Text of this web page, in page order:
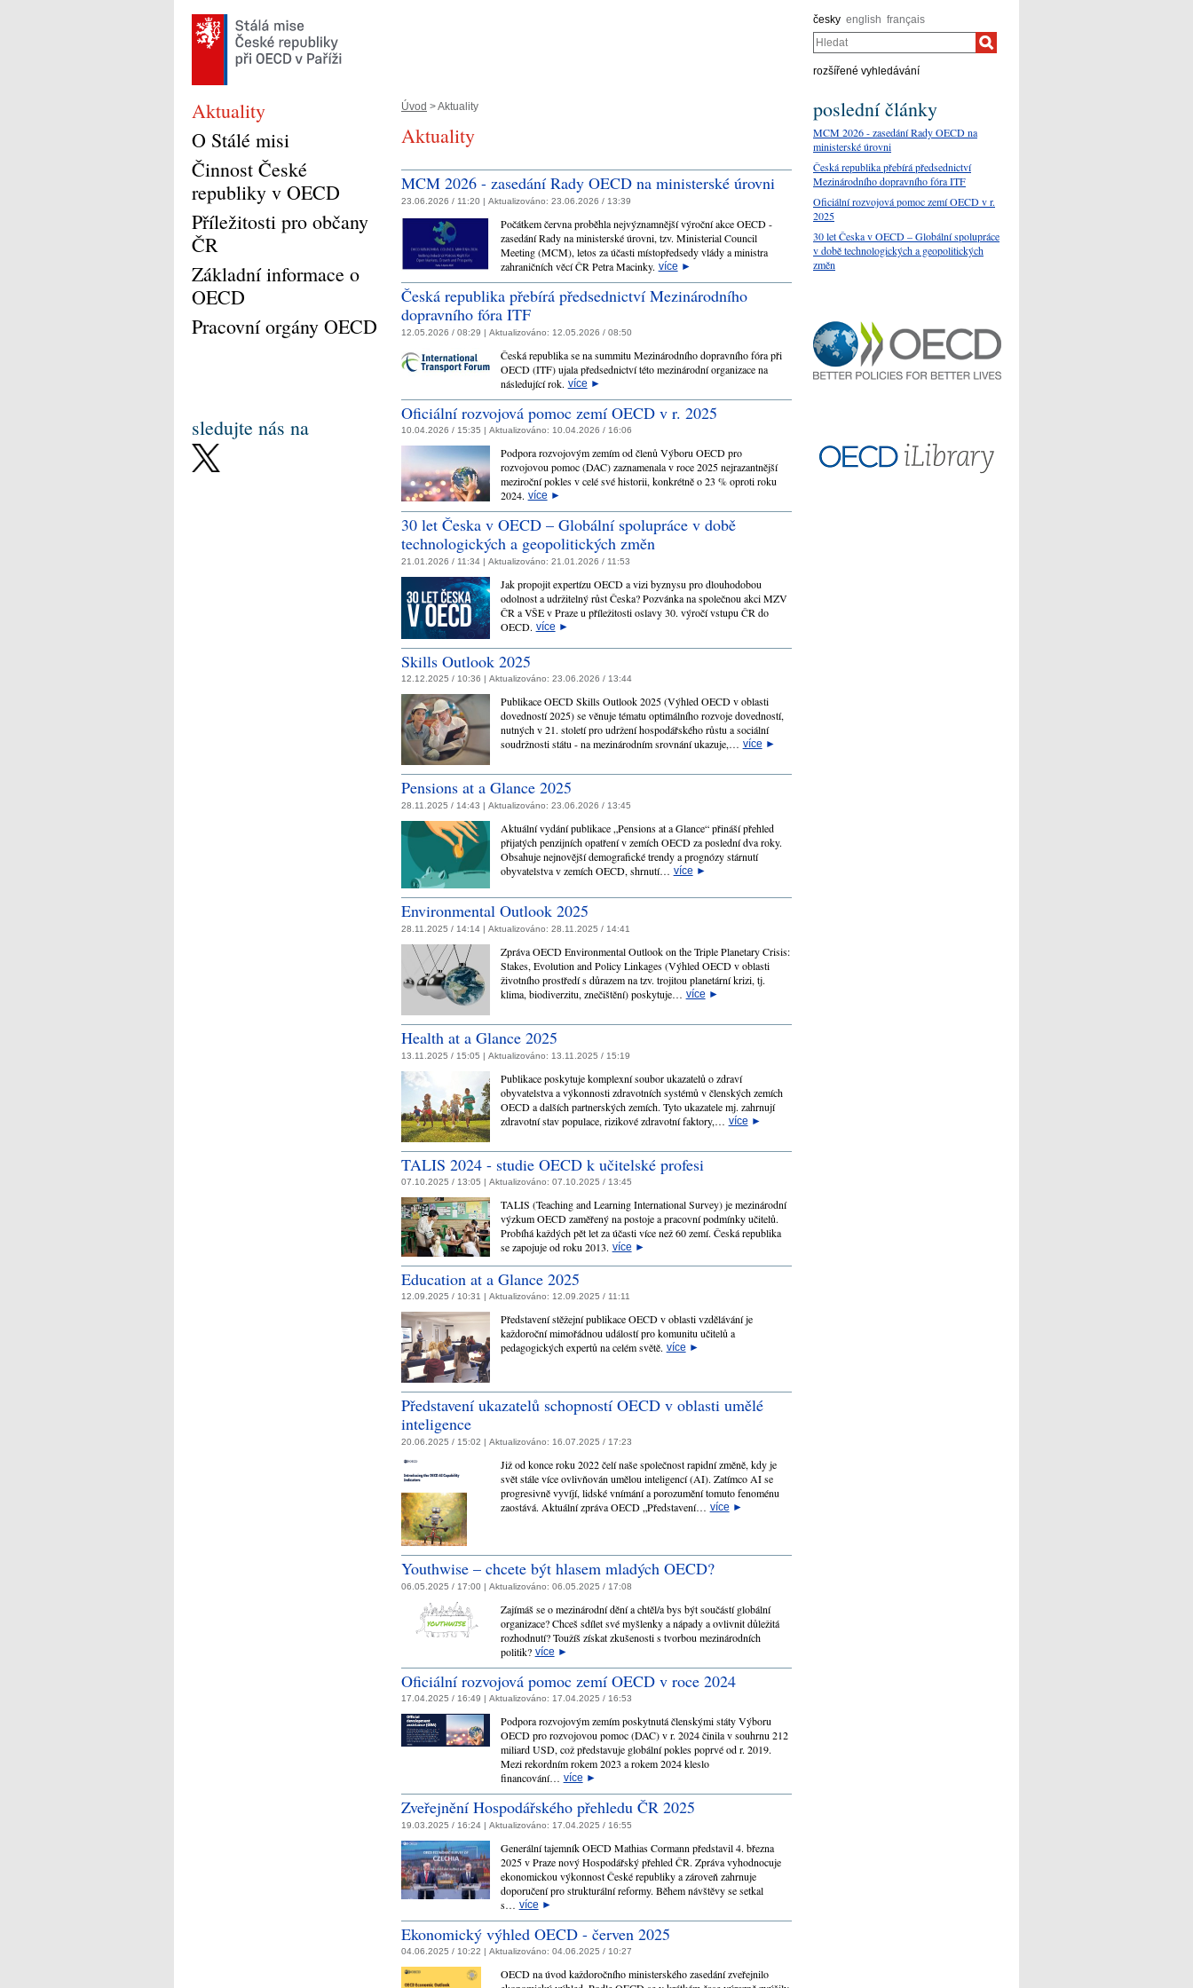
česky english français
Hledat
rozšířené vyhledávání
Úvod > Aktuality
Aktuality
MCM 2026 - zasedání Rady OECD na ministerské úrovni
23.06.2026 / 11:20 | Aktualizováno: 23.06.2026 / 13:39
Počátkem června proběhla nejvýznamnější výroční akce OECD -
zasedání Rady na ministerské úrovni, tzv. Ministerial Council
Meeting (MCM), letos za účasti místopředsedy vlády a ministra
zahraničních věcí ČR Petra Macinky. více ►
Česká republika přebírá předsednictví Mezinárodního
dopravního fóra ITF
12.05.2026 / 08:29 | Aktualizováno: 12.05.2026 / 08:50
Česká republika se na summitu Mezinárodního dopravního fóra při
OECD (ITF) ujala předsednictví této mezinárodní organizace na
následující rok. více ►
Oficiální rozvojová pomoc zemí OECD v r. 2025
10.04.2026 / 15:35 | Aktualizováno: 10.04.2026 / 16:06
Podpora rozvojovým zemím od členů Výboru OECD pro
rozvojovou pomoc (DAC) zaznamenala v roce 2025 nejrazantnější
meziroční pokles v celé své historii, konkrétně o 23 % oproti roku
2024. více ►
30 let Česka v OECD – Globální spolupráce v době
technologických a geopolitických změn
21.01.2026 / 11:34 | Aktualizováno: 21.01.2026 / 11:53
Jak propojit expertízu OECD a vizi byznysu pro dlouhodobou
odolnost a udržitelný růst Česka? Pozvánka na společnou akci MZV
ČR a VŠE v Praze u příležitosti oslavy 30. výročí vstupu ČR do
OECD. více ►
Skills Outlook 2025
12.12.2025 / 10:36 | Aktualizováno: 23.06.2026 / 13:44
Publikace OECD Skills Outlook 2025 (Výhled OECD v oblasti
dovedností 2025) se věnuje tématu optimálního rozvoje dovedností,
nutných v 21. století pro udržení hospodářského růstu a sociální
soudržnosti státu - na mezinárodním srovnání ukazuje,… více ►
Pensions at a Glance 2025
28.11.2025 / 14:43 | Aktualizováno: 23.06.2026 / 13:45
Aktuální vydání publikace „Pensions at a Glance“ přináší přehled
přijatých penzijních opatření v zemích OECD za poslední dva roky.
Obsahuje nejnovější demografické trendy a prognózy stárnutí
obyvatelstva v zemích OECD, shrnutí… více ►
Environmental Outlook 2025
28.11.2025 / 14:14 | Aktualizováno: 28.11.2025 / 14:41
Zpráva OECD Environmental Outlook on the Triple Planetary Crisis:
Stakes, Evolution and Policy Linkages (Výhled OECD v oblasti
životního prostředí s důrazem na tzv. trojitou planetární krizi, tj.
klima, biodiverzitu, znečištění) poskytuje… více ►
Health at a Glance 2025
13.11.2025 / 15:05 | Aktualizováno: 13.11.2025 / 15:19
Publikace poskytuje komplexní soubor ukazatelů o zdraví
obyvatelstva a výkonnosti zdravotních systémů v členských zemích
OECD a dalších partnerských zemích. Tyto ukazatele mj. zahrnují
zdravotní stav populace, rizikové zdravotní faktory,… více ►
TALIS 2024 - studie OECD k učitelské profesi
07.10.2025 / 13:05 | Aktualizováno: 07.10.2025 / 13:45
TALIS (Teaching and Learning International Survey) je mezinárodní
výzkum OECD zaměřený na postoje a pracovní podmínky učitelů.
Probíhá každých pět let za účasti více než 60 zemí. Česká republika
se zapojuje od roku 2013. více ►
Education at a Glance 2025
12.09.2025 / 10:31 | Aktualizováno: 12.09.2025 / 11:11
Představení stěžejní publikace OECD v oblasti vzdělávání je
každoroční mimořádnou událostí pro komunitu učitelů a
pedagogických expertů na celém světě. více ►
Představení ukazatelů schopností OECD v oblasti umělé
inteligence
20.06.2025 / 15:02 | Aktualizováno: 16.07.2025 / 17:23
Již od konce roku 2022 čelí naše společnost rapidní změně, kdy je
svět stále více ovlivňován umělou inteligencí (AI). Zatímco AI se
progresivně vyvíjí, lidské vnímání a porozumění tomuto fenoménu
zaostává. Aktuální zpráva OECD „Představení… více ►
Youthwise – chcete být hlasem mladých OECD?
06.05.2025 / 17:00 | Aktualizováno: 06.05.2025 / 17:08
Zajímáš se o mezinárodní dění a chtěl/a bys být součástí globální
organizace? Chceš sdílet své myšlenky a nápady a ovlivnit důležitá
rozhodnutí? Toužíš získat zkušenosti s tvorbou mezinárodních
politik? více ►
Oficiální rozvojová pomoc zemí OECD v roce 2024
17.04.2025 / 16:49 | Aktualizováno: 17.04.2025 / 16:53
Podpora rozvojovým zemím poskytnutá členskými státy Výboru
OECD pro rozvojovou pomoc (DAC) v r. 2024 činila v souhrnu 212
miliard USD, což představuje globální pokles poprvé od r. 2019.
Mezi rekordním rokem 2023 a rokem 2024 kleslo
financování… více ►
Zveřejnění Hospodářského přehledu ČR 2025
19.03.2025 / 16:24 | Aktualizováno: 17.04.2025 / 16:55
Generální tajemník OECD Mathias Cormann představil 4. března
2025 v Praze nový Hospodářský přehled ČR. Zpráva vyhodnocuje
ekonomickou výkonnost České republiky a zároveň zahrnuje
doporučení pro strukturální reformy. Během návštěvy se setkal
s… více ►
Ekonomický výhled OECD - červen 2025
04.06.2025 / 10:22 | Aktualizováno: 04.06.2025 / 10:27
OECD na úvod každoročního ministerského zasedání zveřejnilo
Aktuality
O Stálé misi
Činnost České
republiky v OECD
Příležitosti pro občany
ČR
Základní informace o
OECD
Pracovní orgány OECD
sledujte nás na
poslední články
MCM 2026 - zasedání Rady OECD na
ministerské úrovni
Česká republika přebírá předsednictví
Mezinárodního dopravního fóra ITF
Oficiální rozvojová pomoc zemí OECD v r.
2025
30 let Česka v OECD – Globální spolupráce
v době technologických a geopolitických
změn